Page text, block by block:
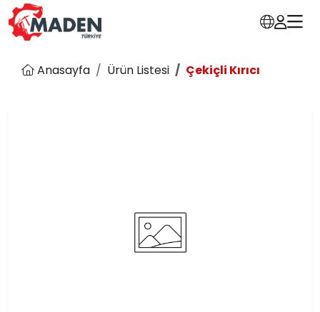
Anasayfa Ürün Listesi Çekiçli Kırıcı